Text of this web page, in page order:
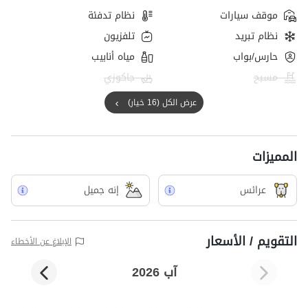
موقف سيارات
نظام تدفئة
نظام تبريد
تلفزيون
حارس/بواب
مياه أنابيب
مسبح
جاكوزي
عرض الكل (16 خيار)
المميزات
عرائس إنه جميل
التقويم / الأسعار الإبلاغ عن الأخطاء
آب 2026